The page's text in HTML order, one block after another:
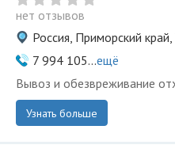
нет отзывов
Россия, Приморский
7 994 105...ещё
Вывоз и обезвреживание
Узнать больше